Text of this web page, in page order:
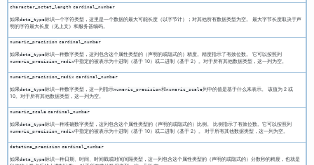
character_octet_length cardinal_number
如果data_type标识一个字符类型，这里是一个数据的最大可能长度（以字节计）；对其他所有数据类型为空。 最大字节长度取决于声
明的字符最大长度（见上文）和服务器编码。
numeric_precision cardinal_number
如果data_type标识一种数字类型，这列包含这个属性类型的（声明的或隐式的）精度。精度指示了有效位数。 它可以按照列
numeric_precision_radix中指定的被表示为十进制（基于 10）或二进制（基于 2）。对于所有其他数据类型，这一列为空。
numeric_precision_radix cardinal_number
如果data_type标识一种数字类型，这一列指示numeric_precision和numeric_scale列中的值是基于什么来表示。 该值为 2 或
10。对于所有其他数据类型，这一列为空。
numeric_scale cardinal_number
如果data_type标识一种准确数字类型，这列包含这个属性类型的（声明的或隐式的）比例。 比例指示了有效位数。它可以按照列
numeric_precision_radix中指定的被表示为十进制（基于 10）或二进制（基于 2）。 对于所有其他数据类型，这一列为空。
datetime_precision cardinal_number
如果data_type标识一种日期、时间、时间戳或时间间隔类型，这一列包含这个属性类型的（声明的或隐式的）分数秒的精度，也就是